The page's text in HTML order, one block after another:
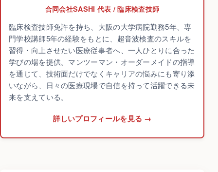
合同会社SASHI 代表 / 臨床検査技師
臨床検査技師免許を持ち、大阪の大学病院勤務5年、専
門学校講師5年の経験をもとに、超音波検査のスキルを
習得・向上させたい医療従事者へ、一人ひとりに合った
学びの場を提供。マンツーマン・オーダーメイドの指導
を通じて、技術面だけでなくキャリアの悩みにも寄り添
いながら、日々の医療現場で自信を持って活躍できる未
来を支えている。
詳しいプロフィールを見る